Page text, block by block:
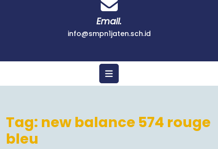
Email.
info@smpn1jaten.sch.id
Tag: new balance 574 rouge
bleu